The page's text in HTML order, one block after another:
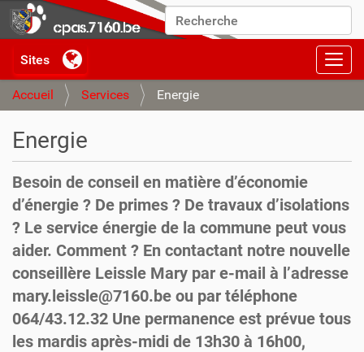
Chercher par
Recherche avancée…
Accueil Services Energie
Energie
Besoin de conseil en matière d’économie
d’énergie ? De primes ? De travaux d’isolations
? Le service énergie de la commune peut vous
aider. Comment ? En contactant notre nouvelle
conseillère Leissle Mary par e-mail à l’adresse
mary.leissle@7160.be ou par téléphone
064/43.12.32 Une permanence est prévue tous
les mardis après-midi de 13h30 à 16h00,